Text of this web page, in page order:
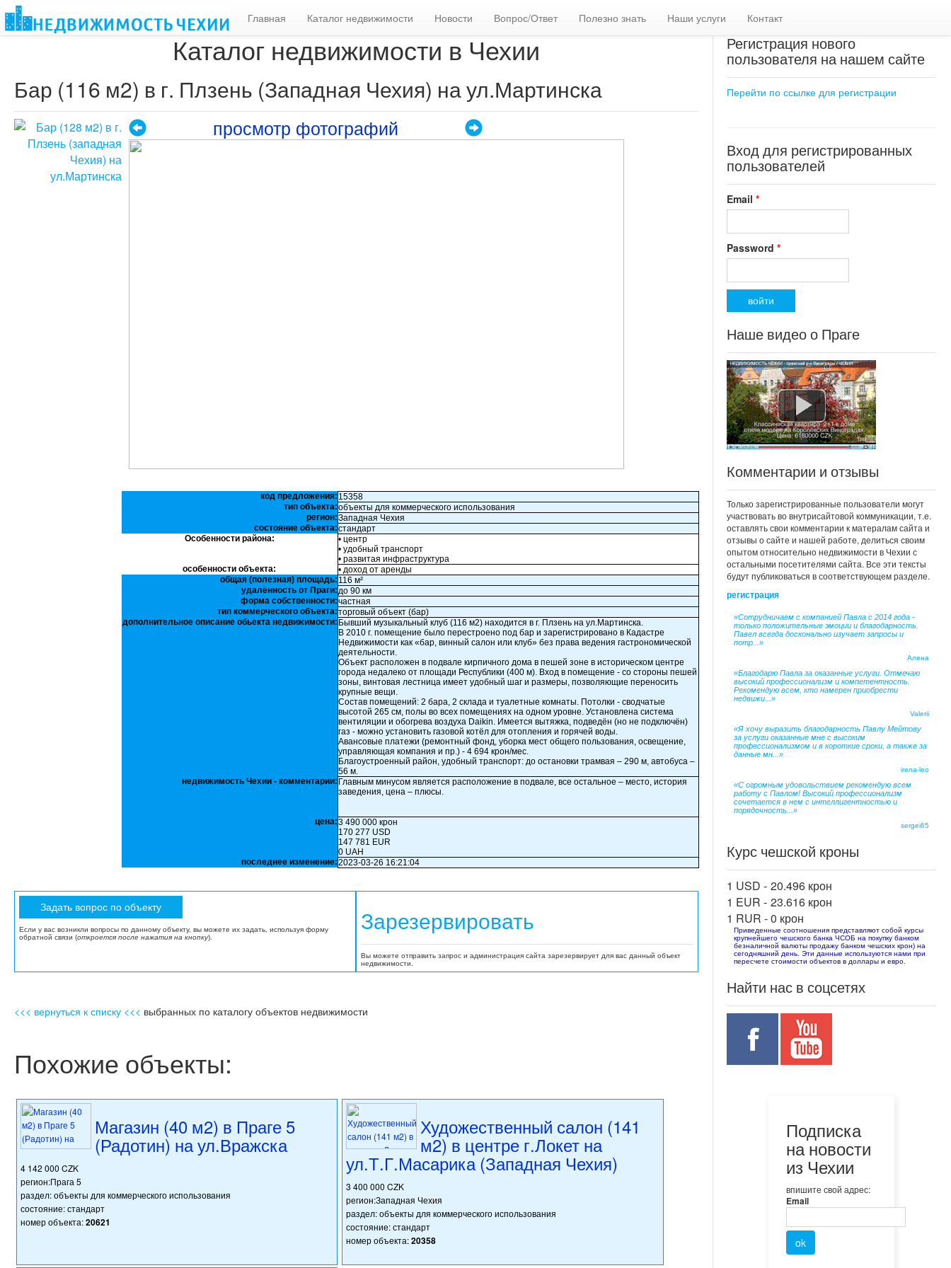
Главная Каталог недвижимости Новости Вопрос/Ответ Полезно знать Наши услуги Контакт
Каталог недвижимости в Чехии
Бар (116 м2) в г. Плзень (Западная Чехия) на ул.Мартинска
просмотр фотографий
код предложения: 15358
тип объекта:объекты для коммерческого использования
регион:Западная Чехия
состояние объекта:стандарт
Особенности района:
• центр
• удобный транспорт
• развитая инфраструктура
особенности объекта:
• доход от аренды
общая (полезная) площадь: 116 м²
удалённость от Праги:до 90 км
форма собственности:частная
тип коммерческого объекта:торговый объект (бар)
дополнительное описание обьекта недвижимости: Бывший музыкальный клуб (116 м2) находится в г. Плзень на ул.Мартинска.
В 2010 г. помещение было перестроено под бар и зарегистрировано в Кадастре
Недвижимости как «бар, винный салон или клуб» без права ведения гастрономической
деятельности.
Объект расположен в подвале кирпичного дома в пешей зоне в историческом центре
города недалеко от площади Республики (400 м). Вход в помещение - со стороны пешей
зоны, винтовая лестница имеет удобный шаг и размеры, позволяющие переносить
крупные вещи.
Состав помещений: 2 бара, 2 склада и туалетные комнаты. Потолки - сводчатые
высотой 265 см, полы во всех помещениях на одном уровне. Установлена система
вентиляции и обогрева воздуха Daikin. Имеется вытяжка, подведён (но не подключён)
газ - можно установить газовой котёл для отопления и горячей воды.
Авансовые платежи (ремонтный фонд, уборка мест общего пользования, освещение,
управляющая компания и пр.) - 4 694 крон/мес.
Благоустроенный район, удобный транспорт: до остановки трамвая – 290 м, автобуса –
56 м.
недвижимость Чехии - комментарии: Главным минусом является расположение в подвале, все остальное – место, история
заведения, цена – плюсы.
цена:3 490 000 крон
170 277 USD
147 781 EUR
0 UAH
последнее изменение:2023-03-26 16:21:04
Если у вас возникли вопросы по данному объекту, вы можете их задать, используя форму
обратной связи (откроется после нажатия на кнопку).
Зарезервировать
Вы можете отправить запрос и администрация сайта зарезервирует для вас данный объект
недвижимости.
<<< вернуться к списку <<< выбранных по каталогу объектов недвижимости
Похожие объекты:
Магазин (40 м2) в Праге 5
(Радотин) на ул.Вражска
4 142 000 CZK
регион:Прага 5
раздел: объекты для коммерческого использования
состояние: стандарт
номер объекта:20621
Художественный салон (141
м2) в центре г.Локет на
ул.Т.Г.Масарика (Западная Чехия)
3 400 000 CZK
регион:Западная Чехия
раздел: объекты для коммерческого использования
состояние: стандарт
номер объекта:20358
Регистрация нового
пользователя на нашем сайте
Перейти по ссылке для регистрации
Вход для регистрированных
пользователей
Email *
Password *
Наше видео о Праге
Комментарии и отзывы
Только зарегистрированные пользователи могут
участвовать во внутрисайтовой коммуникации, т.е.
оставлять свои комментарии к матералам сайта и
отзывы о сайте и нашей работе, делиться своим
опытом относительно недвижимости в Чехии с
остальными посетителями сайта. Все эти тексты
будут публиковаться в соответствующем разделе.
регистрация
«Сотрудничаем с компанией Павла с 2014 года -
только положительные эмоции и благодарность.
Павел всегда досконально изучает запросы и
потр...»
Алена
«Благодарю Павла за оказанные услуги. Отмечаю
высокий профессионализм и компетентность.
Рекомендую всем, кто намерен приобрести
недвижи...»
Valerii
«Я хочу выразить благодарность Павлу Мейтову
за услуги оказанные мне с высоким
профессионализмом и в короткие сроки, а также за
данные мн...»
irena-leo
«С огромным удовольствием рекомендую всем
работу с Павлом! Высокий профессионализм
сочетается в нем с интеллигентностью и
порядочность...»
sergei65
Курс чешской кроны
1 USD - 20.496 крон
1 EUR - 23.616 крон
1 RUR -0 крон
Приведенные соотношения представляют собой курсы
крупнейшего чешского банка ЧСОБ на покупку банком
безналичной валюты продажу банком чешских крон) на
сегодняшний день. Эти данные используются нами при
пересчете стоимости объектов в доллары и евро.
Найти нас в соцсетях
Подписка
на новости
из Чехии
впишите свой адрес:
Email